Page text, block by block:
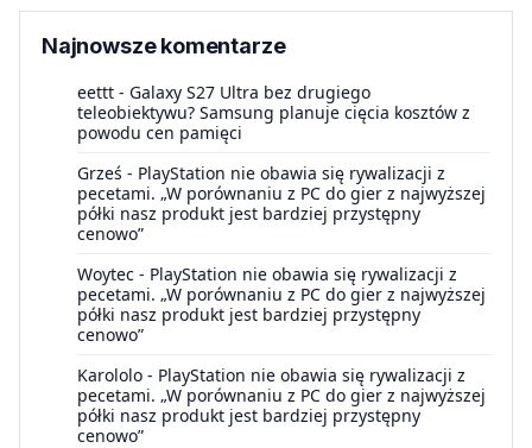
Najnowsze komentarze
eettt - Galaxy S27 Ultra bez drugiego
teleobiektywu? Samsung planuje cięcia kosztów z
powodu cen pamięci
Grześ - PlayStation nie obawia się rywalizacji z
pecetami. „W porównaniu z PC do gier z najwyższej
półki nasz produkt jest bardziej przystępny
cenowo”
Woytec - PlayStation nie obawia się rywalizacji z
pecetami. „W porównaniu z PC do gier z najwyższej
półki nasz produkt jest bardziej przystępny
cenowo”
Karololo - PlayStation nie obawia się rywalizacji z
pecetami. „W porównaniu z PC do gier z najwyższej
półki nasz produkt jest bardziej przystępny
cenowo”